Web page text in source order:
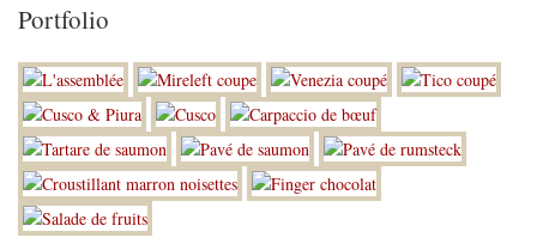
Portfolio